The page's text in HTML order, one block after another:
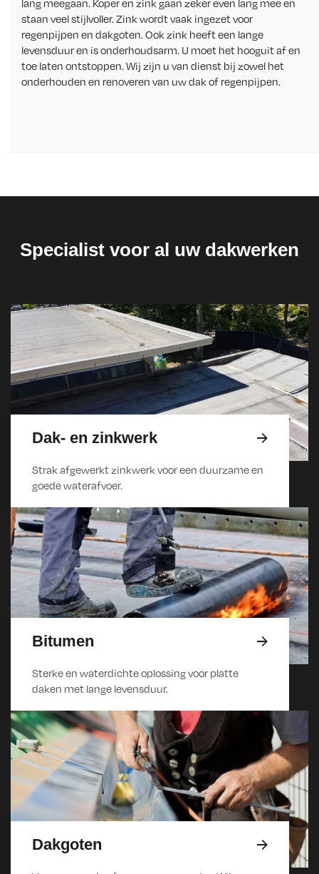
lang meegaan. Koper en zink gaan zeker even lang mee en
staan veel stijlvoller. Zink wordt vaak ingezet voor
regenpijpen en dakgoten. Ook zink heeft een lange
levensduur en is onderhoudsarm. U moet het hooguit af en
toe laten ontstoppen. Wij zijn u van dienst bij zowel het
onderhouden en renoveren van uw dak of regenpijpen.
Specialist voor al uw dakwerken
Dak- en zinkwerk
Strak afgewerkt zinkwerk voor een duurzame en
goede waterafvoer.
Bitumen
Sterke en waterdichte oplossing voor platte
daken met lange levensduur.
Dakgoten